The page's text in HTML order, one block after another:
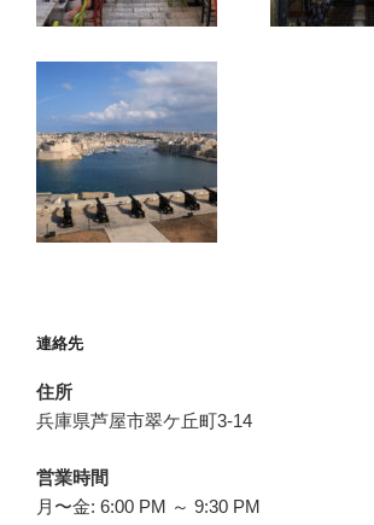
連絡先
住所
兵庫県芦屋市翠ケ丘町3-14
営業時間
月〜金: 6:00 PM ～ 9:30 PM